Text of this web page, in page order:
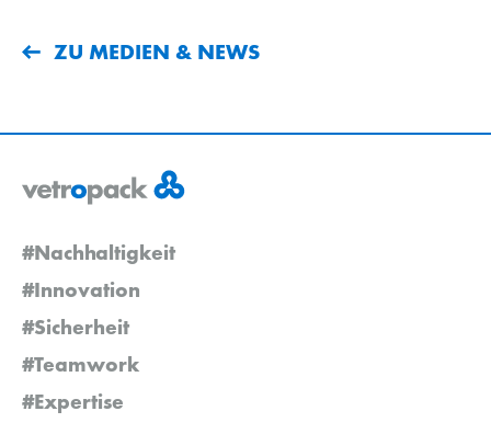
ZU MEDIEN & NEWS
#Nachhaltigkeit
#Innovation
#Sicherheit
#Teamwork
#Expertise